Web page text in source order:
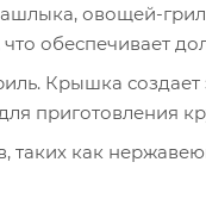
овощей-
обеспечивает
Крышка
приготовления
как